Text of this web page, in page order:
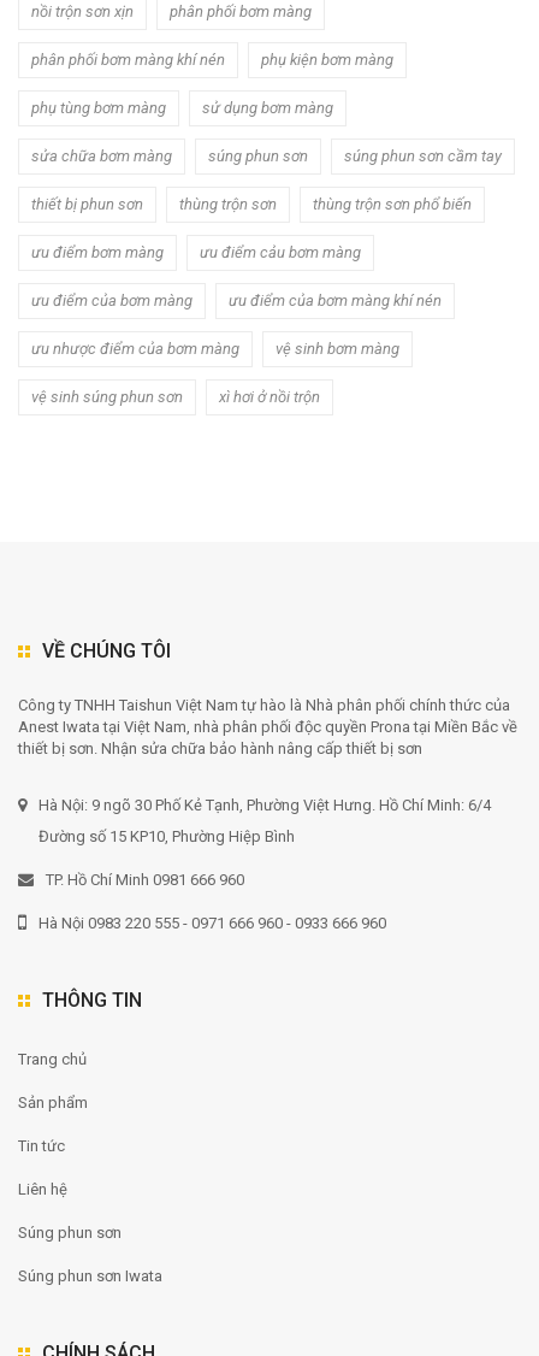
nồi trộn sơn xịn phân phối bơm màng
phân phối bơm màng khí nén phụ kiện bơm màng
phụ tùng bơm màng sử dụng bơm màng
sửa chữa bơm màng súng phun sơn súng phun sơn cầm tay
thiết bị phun sơn thùng trộn sơn thùng trộn sơn phổ biến
ưu điểm bơm màng ưu điểm cảu bơm màng
ưu điểm của bơm màng ưu điểm của bơm màng khí nén
ưu nhược điểm của bơm màng vệ sinh bơm màng
vệ sinh súng phun sơn xì hơi ở nồi trộn
VỀ CHÚNG TÔI
Công ty TNHH Taishun Việt Nam tự hào là Nhà phân phối chính thức của
Anest Iwata tại Việt Nam, nhà phân phối độc quyền Prona tại Miền Bắc về
thiết bị sơn. Nhận sửa chữa bảo hành nâng cấp thiết bị sơn
Hà Nội: 9 ngõ 30 Phố Kẻ Tạnh, Phường Việt Hưng. Hồ Chí Minh: 6/4
Đường số 15 KP10, Phường Hiệp Bình
TP. Hồ Chí Minh 0981 666 960
Hà Nội 0983 220 555 - 0971 666 960 - 0933 666 960
THÔNG TIN
Trang chủ
Sản phẩm
Tin tức
Liên hệ
Súng phun sơn
Súng phun sơn Iwata